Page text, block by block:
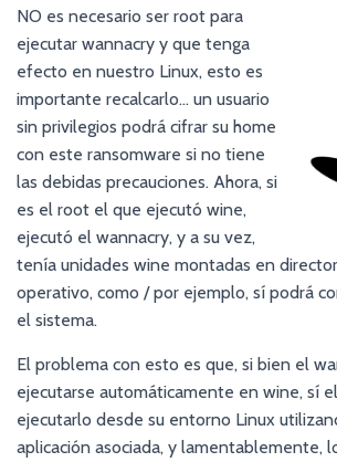
NO es necesario ser root para
ejecutar wannacry y que tenga
efecto en nuestro Linux, esto es
importante recalcarlo… un usuario
sin privilegios podrá cifrar su home
con este ransomware si no tiene
las debidas precauciones. Ahora, si
es el root el que ejecutó wine,
ejecutó el wannacry, y a su vez,
tenía unidades wine montadas en
operativo, como / por ejemplo, sí podrá
el sistema.
El problema con esto es que, si bien el
ejecutarse automáticamente en wine, sí
ejecutarlo desde su entorno Linux
aplicación asociada, y lamentablemente,